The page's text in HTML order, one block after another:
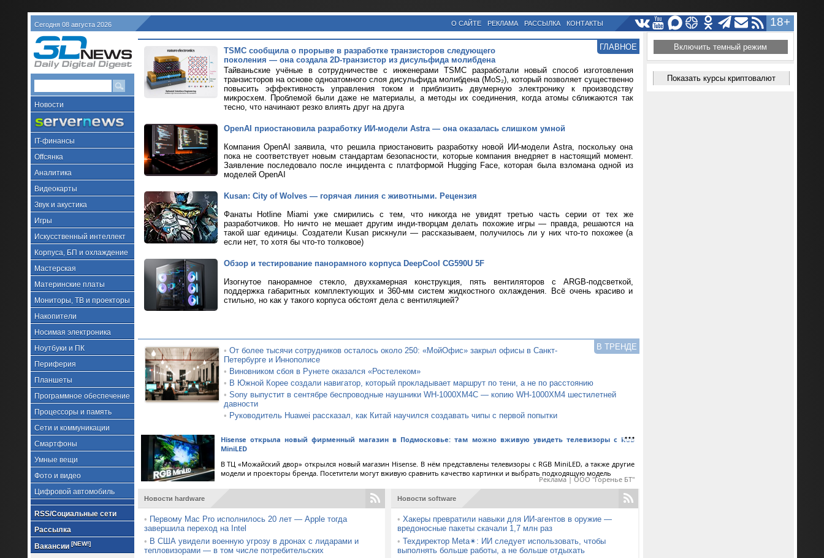
Сегодня 08 августа 2026 18+
О САЙТЕ РЕКЛАМА РАССЫЛКА КОНТАКТЫ
Новости
IT-финансы
Offсянка
Аналитика
Видеокарты
Звук и акустика
Игры
Искусственный интеллект
Корпуса, БП и охлаждение
Мастерская
Материнские платы
Мониторы, ТВ и проекторы
Накопители
Носимая электроника
Ноутбуки и ПК
Периферия
Планшеты
Программное обеспечение
Процессоры и память
Сети и коммуникации
Смартфоны
Умные вещи
Фото и видео
Цифровой автомобиль
RSS/Социальные сети
Рассылка
Вакансии [NEW!]
ГЛАВНОЕ
TSMC сообщила о прорыве в разработке транзисторов следующего
поколения — она создала 2D-транзистор из дисульфида молибдена
Тайваньские учёные в сотрудничестве с инженерами TSMC разработали новый способ изготовления
транзисторов на основе одноатомного слоя дисульфида молибдена (MoS₂), который позволяет существенно
повысить эффективность управления током и приблизить двумерную электронику к производству
микросхем. Проблемой были даже не материалы, а методы их соединения, когда атомы сближаются так
тесно, что начинают резко влиять друг на друга
OpenAI приостановила разработку ИИ-модели Astra — она оказалась слишком умной
Компания OpenAI заявила, что решила приостановить разработку новой ИИ-модели Astra, поскольку она
пока не соответствует новым стандартам безопасности, которые компания внедряет в настоящий момент.
Заявление последовало после инцидента с платформой Hugging Face, которая была взломана одной из
моделей OpenAI
Kusan: City of Wolves — горячая линия с животными. Рецензия
Фанаты Hotline Miami уже смирились с тем, что никогда не увидят третью часть серии от тех же
разработчиков. Но ничто не мешает другим инди-творцам делать похожие игры — правда, решаются на
такой шаг единицы. Создатели Kusan рискнули — рассказываем, получилось ли у них что-то похожее (а
если нет, то хотя бы что-то толковое)
Обзор и тестирование панорамного корпуса DeepCool CG590U 5F
Изогнутое панорамное стекло, двухкамерная конструкция, пять вентиляторов с ARGB-подсветкой,
поддержка габаритных комплектующих и 360-мм систем жидкостного охлаждения. Всё очень красиво и
стильно, но как у такого корпуса обстоят дела с вентиляцией?
В ТРЕНДЕ
• От более тысячи сотрудников осталось около 250: «МойОфис» закрыл офисы в Санкт-
Петербурге и Иннополисе
• Виновником сбоя в Рунете оказался «Ростелеком»
• В Южной Корее создали навигатор, который прокладывает маршрут по тени, а не по расстоянию
• Sony выпустит в сентябре беспроводные наушники WH-1000XM4C — копию WH-1000XM4 шестилетней
давности
• Руководитель Huawei рассказал, как Китай научился создавать чипы с первой попытки
Hisense открыла новый фирменный магазин в Подмосковье: там можно вживую увидеть телевизоры с RGB
MiniLED
В ТЦ «Можайский двор» открылся новый магазин Hisense. В нём представлены телевизоры с RGB MiniLED, а также другие
модели и проекторы бренда. Посетители могут вживую сравнить качество картинки и выбрать подходящую модель
Реклама | ООО "Горенье БТ"
Новости hardware
• Первому Mac Pro исполнилось 20 лет — Apple тогда
завершила переход на Intel
• В США увидели военную угрозу в дронах с лидарами и
тепловизорами — в том числе потребительских
Новости software
• Хакеры превратили навыки для ИИ-агентов в оружие —
вредоносные пакеты скачали 1,7 млн раз
• Техдиректор Meta✴: ИИ следует использовать, чтобы
выполнять больше работы, а не больше отдыхать
Включить темный режим
Показать курсы криптовалют